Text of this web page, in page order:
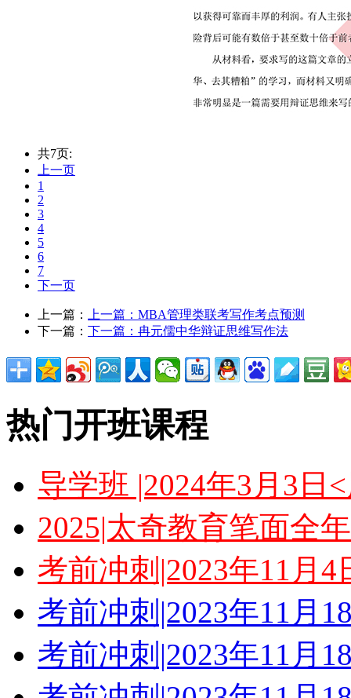
共7页:
上一页
1
2
3
4
5
6
7
下一页
上一篇： 上一篇： MBA管理类联考写作考点预测
下一篇： 下一篇： 冉元儒中华辩证思维写作法
热门开班课程
导学班 |2024年3月3日
2025|太奇教育笔面全
考前冲刺|2023年11月
考前冲刺|2023年11月
考前冲刺|2023年11月